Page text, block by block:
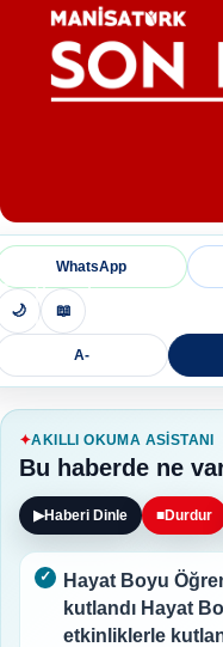
WhatsApp
🌙 📖
A-
AKILLI OKUMA ASISTANI
Bu haberde ne
▶Haberi Dinle ■Durdur
Hayat Boyu
kutlandı Hayat
etkinliklerle